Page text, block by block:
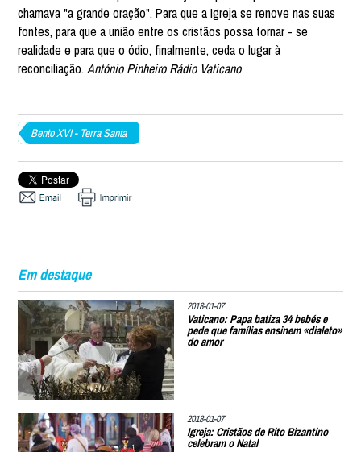
chamava "a grande oração". Para que a Igreja se renove nas suas
fontes, para que a união entre os cristãos possa tornar - se
realidade e para que o ódio, finalmente, ceda o lugar à
reconciliação.António Pinheiro Rádio Vaticano
Bento XVI - Terra Santa
Em destaque
2018-01-07
Vaticano: Papa batiza 34 bebés e
pede que famílias ensinem «dialeto»
do amor
2018-01-07
Igreja: Cristãos de Rito Bizantino
celebram o Natal